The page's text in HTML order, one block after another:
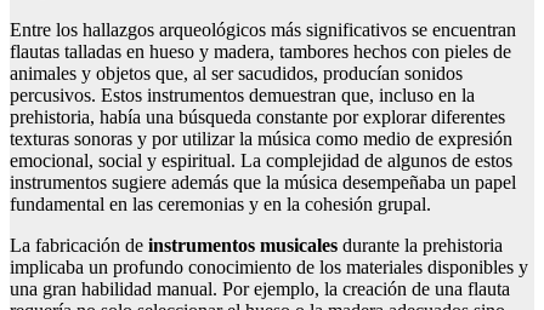
Entre los hallazgos arqueológicos más significativos se encuentran
flautas talladas en hueso y madera, tambores hechos con pieles de
animales y objetos que, al ser sacudidos, producían sonidos
percusivos. Estos instrumentos demuestran que, incluso en la
prehistoria, había una búsqueda constante por explorar diferentes
texturas sonoras y por utilizar la música como medio de expresión
emocional, social y espiritual. La complejidad de algunos de estos
instrumentos sugiere además que la música desempeñaba un papel
fundamental en las ceremonias y en la cohesión grupal.
La fabricación de instrumentos musicales durante la prehistoria
implicaba un profundo conocimiento de los materiales disponibles y
una gran habilidad manual. Por ejemplo, la creación de una flauta